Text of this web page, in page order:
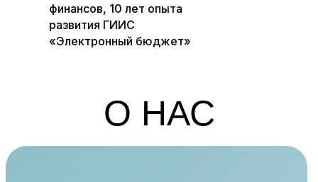
финансов, 10 лет опыта
развития ГИИС
«Электронный бюджет»
О НАС